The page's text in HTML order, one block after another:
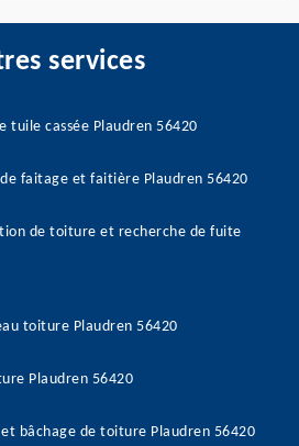
services
tuile cassée Plaudren 56420
faitage et faitière Plaudren 56420
de toiture et recherche de fuite
toiture Plaudren 56420
Plaudren 56420
bâchage de toiture Plaudren 56420